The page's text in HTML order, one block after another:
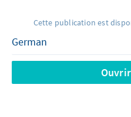
Cette publication est